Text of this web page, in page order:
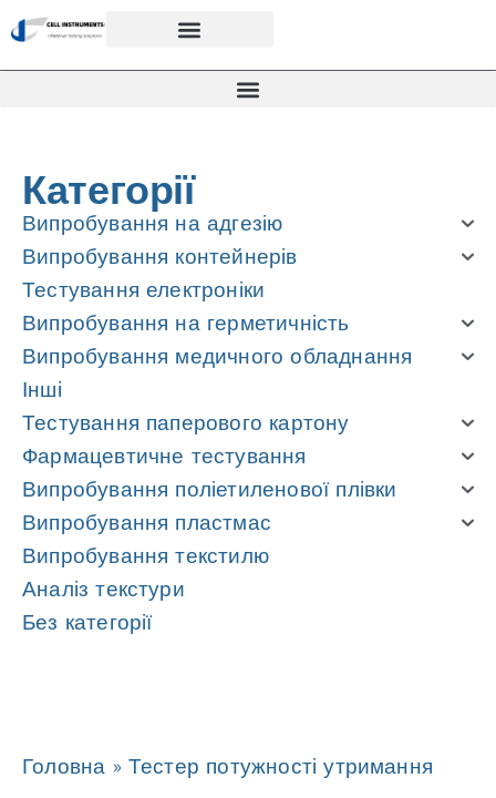
Категорії
Випробування на адгезію
Випробування контейнерів
Тестування електроніки
Випробування на герметичність
Випробування медичного обладнання
Інші
Тестування паперового картону
Фармацевтичне тестування
Випробування поліетиленової плівки
Випробування пластмас
Випробування текстилю
Аналіз текстури
Без категорії
Головна » Тестер потужності утримання